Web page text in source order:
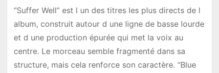
“Suffer Well” est l un des titres les plus directs de l
album, construit autour d une ligne de basse lourde
et d une production épurée qui met la voix au
centre. Le morceau semble fragmenté dans sa
structure, mais cela renforce son caractère. “Blue